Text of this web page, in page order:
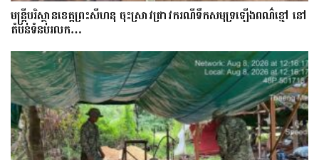
មន្រ្តីបរិស្ថានខេត្តព្រះសីហនុ ចុះស្រាវជ្រាវករណីទឹកសមុទ្រឡើងពណ៌ខ្មៅ នៅ
តំបន់ទំនប់រលក…